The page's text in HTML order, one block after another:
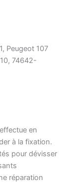
Peugeot 107
74642-
en
à la fixation.
pour dévisser
réparation